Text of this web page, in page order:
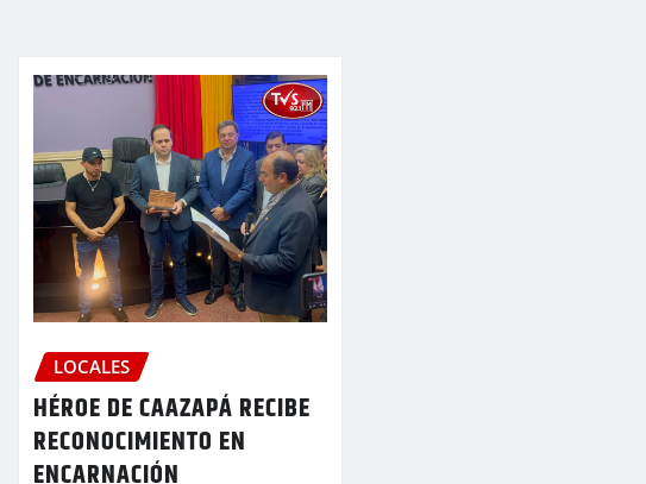
LOCALES
HÉROE DE CAAZAPÁ RECIBE
RECONOCIMIENTO EN